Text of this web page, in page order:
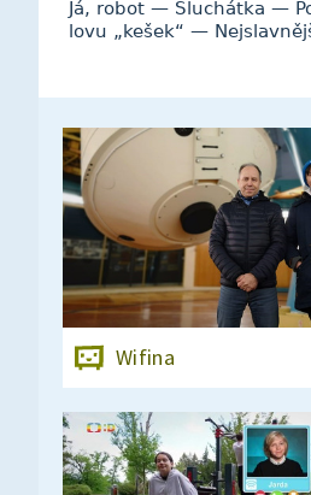
Já, robot — Sluchátka —
lovu „kešek“ —
Wifina